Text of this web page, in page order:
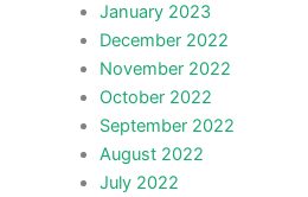
January 2023
December 2022
November 2022
October 2022
September 2022
August 2022
July 2022